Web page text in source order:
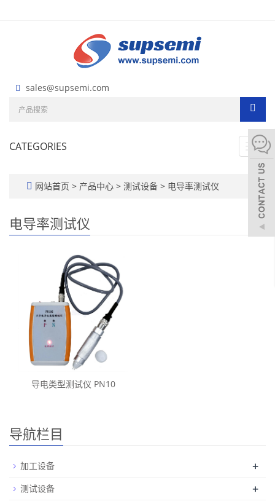
sales@supsemi.com
CATEGORIES
网站首页 > 产品中心 > 测试设备 > 电导率测试仪
电导率测试仪
导电类型测试仪 PN10
导航栏目
加工设备 +
测试设备 +